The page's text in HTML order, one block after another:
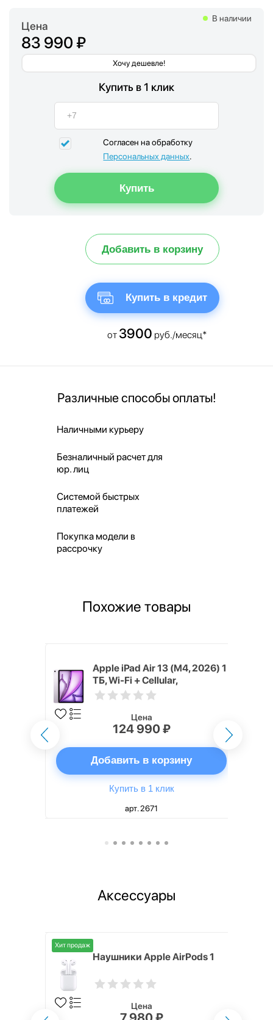
Цена
83 990 ₽
Хочу дешевле!
В наличии
Купить в 1 клик
Согласен на обработку
Персональных данных.
Добавить в корзину
Купить в кредит
от 3900 руб./месяц*
Различные способы оплаты!
Наличными курьеру
Безналичный расчет для
юр. лиц
Системой быстрых
платежей
Покупка модели в
рассрочку
Похожие товары
Apple iPad Air 13 (M4, 2026) 1
ТБ, Wi-Fi + Cellular,
Фиолетовый (Purple)
Цена
124 990 ₽
Добавить в корзину
Купить в 1 клик
арт. 2671
Аксессуары
Хит продаж
Наушники Apple AirPods 1
Цена